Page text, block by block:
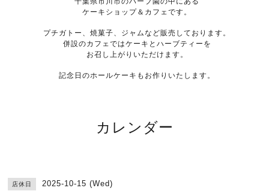
ケーキショップ＆カフェです。
プチガトー、焼菓子、ジャムなど販売しております。
併設のカフェではケーキとハーブティーを
お召し上がりいただけます。
記念日のホールケーキもお作りいたします。
カレンダー
店休日 2025-10-15 (Wed)